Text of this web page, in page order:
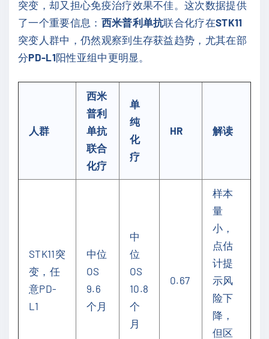
突变，却又担心免疫治疗效果不佳。这次数据提供
了一个重要信息： 西米普利单抗联合化疗在STK11
突变人群中，仍然观察到生存获益趋势，尤其在部
分PD-L1阳性亚组中更明显。
人群
西米
普利
单抗
联合
化疗
单
纯
化
疗
HR 解读
STK11突
变，任
意PD-
L1
中位
OS
9.6
个月
中
位
OS
10.8
个
月
0.67
样本
量
小，
点估
计提
示风
险下
降，
但区